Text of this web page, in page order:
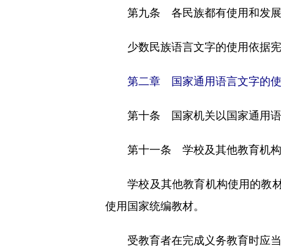
第九条 各民族都有使用和发展
少数民族语言文字的使用依据宪
第二章 国家通用语言文字的
第十条 国家机关以国家通用语
第十一条 学校及其他教育机构
学校及其他教育机构使用的教材
使用国家统编教材。
受教育者在完成义务教育时应当